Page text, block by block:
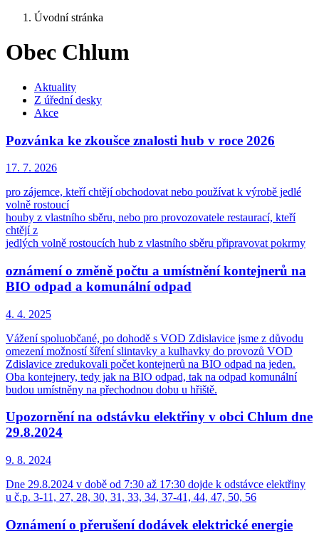
Úvodní stránka
Obec Chlum
Aktuality
Z úřední desky
Akce
Pozvánka ke zkoušce znalosti hub v roce 2026
17. 7. 2026
pro zájemce, kteří chtějí obchodovat nebo používat k výrobě jedlé
volně rostoucí
houby z vlastního sběru, nebo pro provozovatele restaurací, kteří
chtějí z
jedlých volně rostoucích hub z vlastního sběru připravovat pokrmy
oznámení o změně počtu a umístnění kontejnerů na
BIO odpad a komunální odpad
4. 4. 2025
Vážení spoluobčané, po dohodě s VOD Zdislavice jsme z důvodu
omezení možností šíření slintavky a kulhavky do provozů VOD
Zdislavice zredukovali počet kontejnerů na BIO odpad na jeden.
Oba kontejnery, tedy jak na BIO odpad, tak na odpad komunální
budou umístněny na přechodnou dobu u hřiště.
Upozornění na odstávku elektřiny v obci Chlum dne
29.8.2024
9. 8. 2024
Dne 29.8.2024 v době od 7:30 až 17:30 dojde k odstávce elektřiny
u č.p. 3-11, 27, 28, 30, 31, 33, 34, 37-41, 44, 47, 50, 56
Oznámení o přerušení dodávek elektrické energie